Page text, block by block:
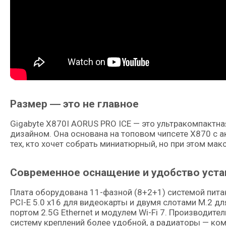
Размер ― это не главное
Gigabyte X870I AORUS PRO ICE — это
дизайном. Она основана на топовом чипсете X870 с
тех, кто хочет собрать миниатюрный, но при этом
Современное оснащение и удобство
Плата оборудована 11-фазной (8+2+1) системой
PCI-E 5.0 x16 для видеокарты и двумя слотами M.2
портом 2.5G Ethernet и модулем Wi-Fi 7.
систему креплений более удобной, а радиаторы —